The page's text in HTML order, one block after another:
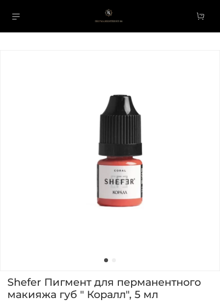
Shefer Пигмент для перманентного
макияжа губ " Коралл", 5 мл